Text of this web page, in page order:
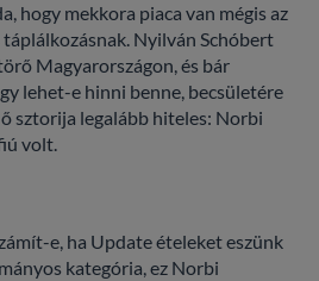
hogy mekkora piaca van mégis az
táplálkozásnak. Nyilván Schóbert
Magyarországon, és bár
lehet-e hinni benne, becsületére
sztorija legalább hiteles: Norbi
volt.
e, ha Update ételeket eszünk
kategória, ez Norbi